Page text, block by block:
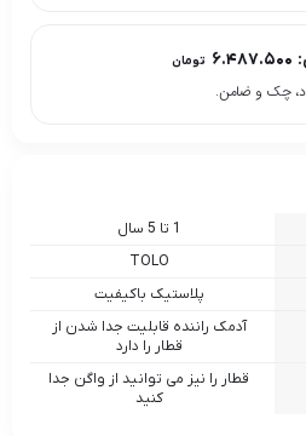
۶.۴۸۷.۵۰۰ تومان
1 تا 5 سال
TOLO
پلاستیک باکیفیت
آدمک راننده قابلیت جدا شدن از
قطار را دارد
قطار را نیز می توانید از واگن جدا
کنید